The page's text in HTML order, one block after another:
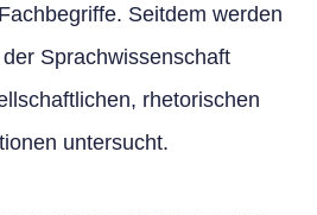
Seitdem werden
Sprachwissenschaft
rhetorischen
untersucht.